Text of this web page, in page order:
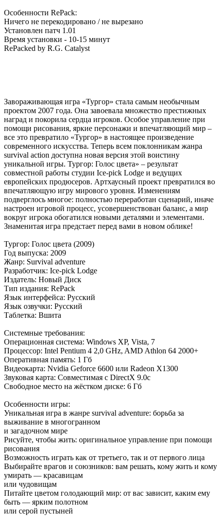
Особенности RePack:
Ничего не перекодировано / не вырезано
Установлен патч 1.01
Время установки - 10-15 минут
RePacked by R.G. Catalyst
Завораживающая игра «Тургор» стала самым необычным
проектом 2007 года. Она завоевала множество престижных
наград и покорила сердца игроков. Особое управление при
помощи рисования, яркие персонажи и впечатляющий мир –
все это превратило «Тургор» в настоящее произведение
современного искусства. Теперь всем поклонникам жанра
survival action доступна новая версия этой воистину
уникальной игры. Тургор: Голос цвета» – результат
совместной работы студии Ice-pick Lodge и ведущих
европейских продюсеров. Артхаусный проект превратился во
впечатляющую игру мирового уровня. Изменениям
подверглось многое: полностью переработан сценарий, иначе
настроен игровой процесс, усовершенствован баланс, а мир
вокруг игрока обогатился новыми деталями и элементами.
Знаменитая игра предстает перед вами в новом облике!
Тургор: Голос цвета (2009)
Год выпуска: 2009
Жанр: Survival adventure
Разработчик: Ice-pick Lodge
Издатель: Новый Диск
Тип издания: RePack
Язык интерфейса: Русский
Язык озвучки: Русский
Таблетка: Вшита
Системные требования:
Операционная система: Windows XP, Vista, 7
Процессор: Intel Pentium 4 2,0 GHz, AMD Athlon 64 2000+
Оперативная память: 1 Гб
Видеокарта: Nvidia Geforce 6600 или Radeon Х1300
Звуковая карта: Совместимая с DirectX 9.0c
Свободное место на жёстком диске: 6 Гб
Особенности игры:
Уникальная игра в жанре survival adventure: борьба за
выживание в многогранном
и загадочном мире
Рисуйте, чтобы жить: оригинальное управление при помощи
рисования
Возможность играть как от третьего, так и от первого лица
Выбирайте врагов и союзников: вам решать, кому жить и кому
умирать — красавицам
или чудовищам
Питайте цветом голодающий мир: от вас зависит, каким ему
быть — ярким полотном
или серой пустыней